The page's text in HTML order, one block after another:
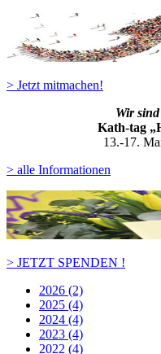
> Jetzt mitmachen!
Wir
Kath-tag
13.-17.
> alle Informationen
> JETZT SPENDEN !
2026 (2)
2025 (4)
2024 (4)
2023 (4)
2022 (4)